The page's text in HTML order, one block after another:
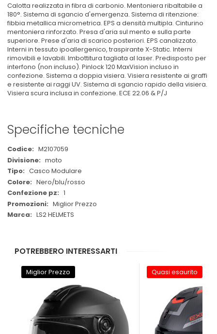
Calotta realizzata in fibra di carbonio. Mentoniera ribaltabile a
180°. Sistema di sgancio d'emergenza. Sistema di ritenzione:
fibbia metallica micrometrica. EPS a densità multipla. Cinturino
mentoniera rinforzato. Presa d'aria sul mento e sulla parte
superiore. Prese d'aria di scarico posteriori. EPS canalizzato.
Interni in tessuto ipoallergenico, traspirante X-Static. Interni
rimovibili e lavabili. Imbottitura tagliata al laser. Predisposto per
interfono (non incluso). Pinlock 120 MaxVision incluso in
confezione. Sistema a doppia visiera. Visiera resistente ai graffi
e resistente ai raggi UV. Sistema di sgancio rapido della visiera.
Visiera scura inclusa in confezione. ECE 22.06 & P/J
Specifiche tecniche
Maggiori
Informazioni
M2107059
moto
Casco Modulare
Nero/blu/rosso
1
Miglior Prezzo
LS2 HELMETS
POTREBBERO INTERESSARTI
Miglior Prezzo Quasi esaurito